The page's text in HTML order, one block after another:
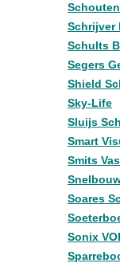
Schrijver
Schults
Segers
Shield
Sky-Life
Sluijs
Smart
Smits
Soares
Sonix